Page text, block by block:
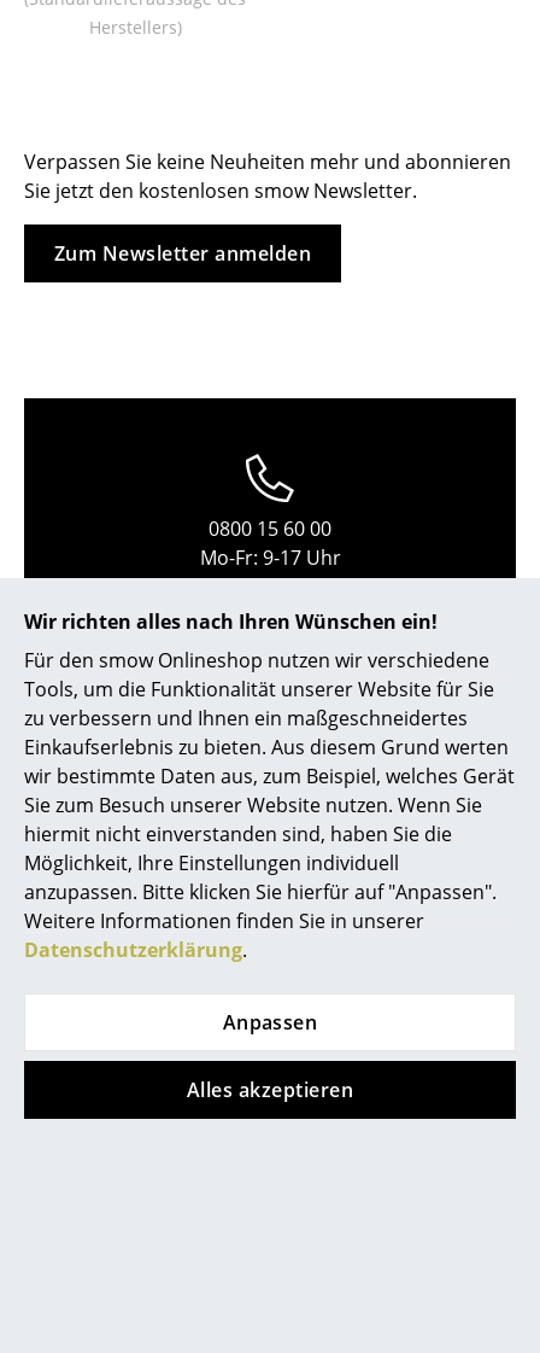
Wir richten alles nach Ihren Wünschen ein!
Für den smow Onlineshop nutzen wir verschiedene
Tools, um die Funktionalität unserer Website für Sie
zu verbessern und Ihnen ein maßgeschneidertes
Einkaufserlebnis zu bieten. Aus diesem Grund werten
wir bestimmte Daten aus, zum Beispiel, welches Gerät
Sie zum Besuch unserer Website nutzen. Wenn Sie
hiermit nicht einverstanden sind, haben Sie die
Möglichkeit, Ihre Einstellungen individuell
anzupassen. Bitte klicken Sie hierfür auf "Anpassen".
Weitere Informationen finden Sie in unserer
Datenschutzerklärung.
Anpassen
Alles akzeptieren
Beistell- & Rollcontainer
Barmöbel
Garderoben
Hängeleuchten & Deckenleuchten
Bodenleuchten
Wandleuchten
Outdoor-Leuchten
Akkuleuchten
... alle Leuchten
Betten
Doppelbetten
Herstellers)
Verpassen Sie keine Neuheiten mehr und abonnieren
Sie jetzt den kostenlosen smow Newsletter.
Zum Newsletter anmelden
0800 15 60 00
Mo-Fr: 9-17 Uhr
service@smow.ch
Store vor Ort kontaktieren